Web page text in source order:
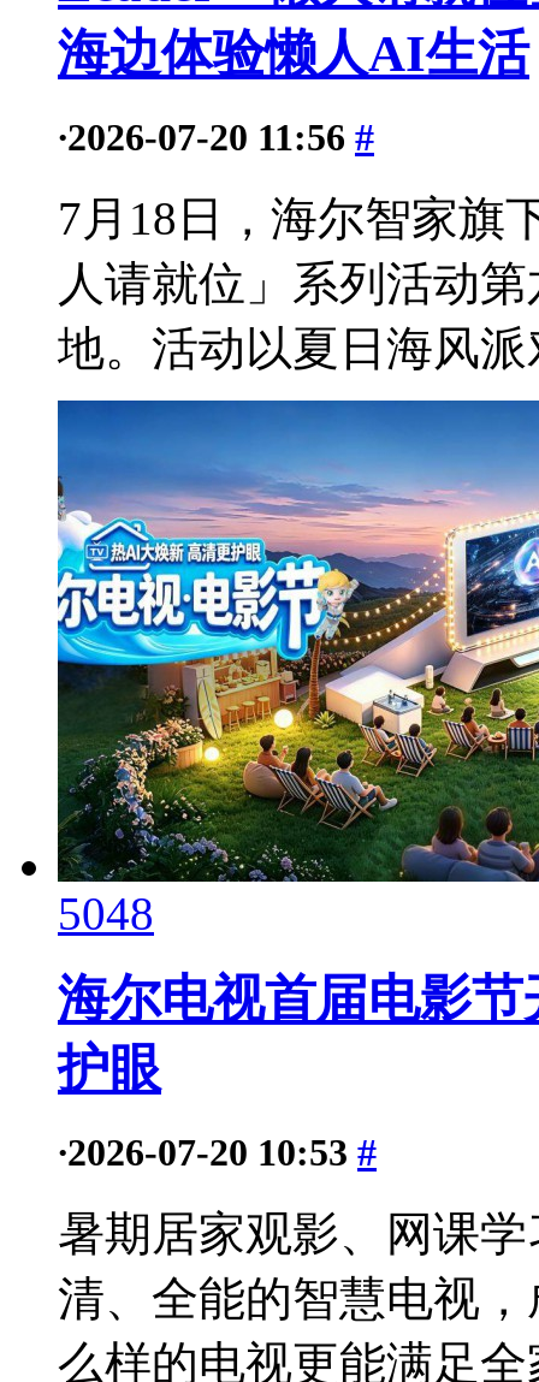
海边体验懒人AI生活
·2026-07-20 11:56 #
7月18日，海尔智家旗
人请就位」系列活动
地。活动以夏日海风派
5048
海尔电视首届电影
护眼
·2026-07-20 10:53 #
暑期居家观影、网课
清、全能的智慧电视
么样的电视更能满足